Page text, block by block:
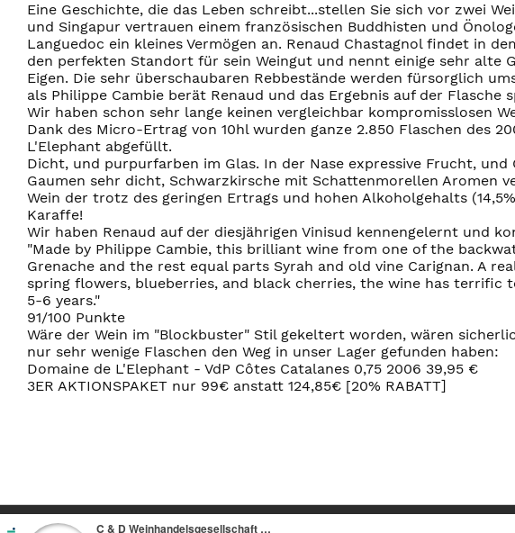
Eine Geschichte, die das Leben schreibt...stellen Sie sich vor zwei
und Singapur vertrauen einem französischen Buddhisten und
Languedoc ein kleines Vermögen an. Renaud Chastagnol findet in
den perfekten Standort für sein Weingut und nennt einige sehr alte
Eigen. Die sehr überschaubaren Rebbestände werden fürsorglich
als Philippe Cambie berät Renaud und das Ergebnis auf der Flasche
Wir haben schon sehr lange keinen vergleichbar kompromisslosen
Dank des Micro-Ertrag von 10hl wurden ganze 2.850 Flaschen des
L'Elephant abgefüllt.
Dicht, und purpurfarben im Glas. In der Nase expressive Frucht, und
Gaumen sehr dicht, Schwarzkirsche mit Schattenmorellen Aromen
Wein der trotz des geringen Ertrags und hohen Alkoholgehalts
Karaffe!
Wir haben Renaud auf der diesjährigen Vinisud kennengelernt und
"Made by Philippe Cambie, this brilliant wine from one of the
Grenache and the rest equal parts Syrah and old vine Carignan. A
spring flowers, blueberries, and black cherries, the wine has
5-6 years."
91/100 Punkte
Wäre der Wein im "Blockbuster" Stil gekeltert worden, wären
nur sehr wenige Flaschen den Weg in unser Lager gefunden haben:
Domaine de L'Elephant - VdP Côtes Catalanes 0,75 2006 39,95 €
3ER AKTIONSPAKET nur 99€ anstatt 124,85€ [20% RABATT]